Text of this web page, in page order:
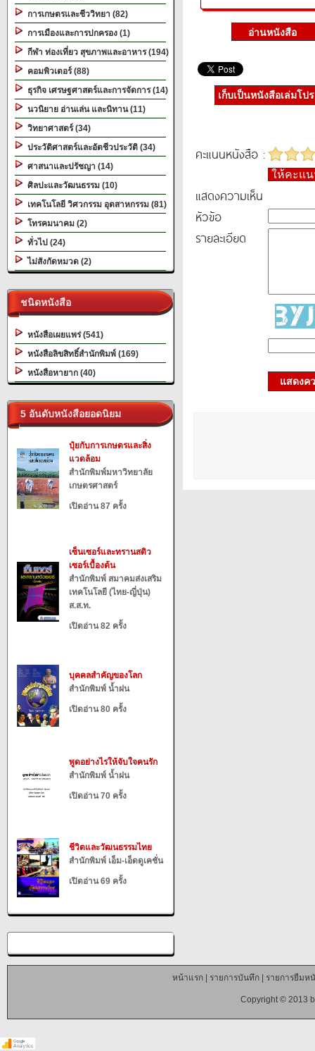
การเกษตรและชีววิทยา (82)
การเมืองและการปกครอง (1)
กีฬา ท่องเที่ยว สุขภาพและอาหาร (194)
คอมพิวเตอร์ (88)
ธุรกิจ เศรษฐศาสตร์และการจัดการ (14)
นวนิยาย อ่านเล่น และนิทาน (11)
วิทยาศาสตร์ (34)
ประวัติศาสตร์และอัตชีวประวัติ (34)
ศาสนาและปรัชญา (14)
ศิลปะและวัฒนธรรม (10)
เทคโนโลยี วิศวกรรม อุตสาหกรรม (81)
โทรคมนาคม (2)
ทั่วไป (24)
ไม่สังกัดหมวด (2)
ชนิดหนังสือ
หนังสือเผยแพร่ (541)
หนังสือลิขสิทธิ์สำนักพิมพ์ (169)
หนังสือหายาก (40)
5 อันดับหนังสือยอดนิยม
ปุ๋ยกับการเกษตรและสิ่ง
แวดล้อม
สำนักพิมพ์มหาวิทยาลัย
เกษตรศาสตร์
เปิดอ่าน 87 ครั้ง
เซ็นเซอร์และทรานสดิว
เซอร์เบื้องต้น
สำนักพิมพ์ สมาคมส่งเสริม
เทคโนโลยี (ไทย-ญี่ปุ่น)
ส.ส.ท.
เปิดอ่าน 82 ครั้ง
บุคคลสำคัญของโลก
สำนักพิมพ์ น้ำฝน
เปิดอ่าน 80 ครั้ง
พูดอย่างไรให้จับใจคนรัก
สำนักพิมพ์ น้ำฝน
เปิดอ่าน 70 ครั้ง
ชีวิตและวัฒนธรรมไทย
สำนักพิมพ์ เอ็ม-เอ็ดดูเคชั่น
เปิดอ่าน 69 ครั้ง
เก็บเป็นหนังสือเล่มโป
คะแนนหนังสือ :
ให้คะแ
แสดงความเห็น
หัวข้อ
รายละเอียด
แสดงค
หน้าแรก| รายการบันทึก| รายการยืมห
Copyright © 2013